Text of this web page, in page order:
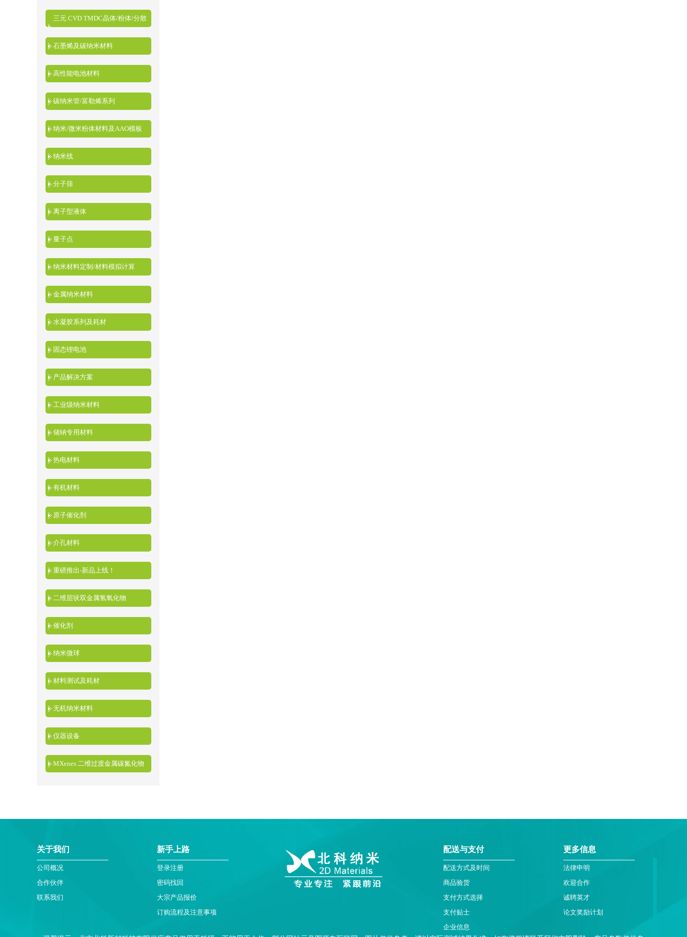
液
三元 CVD TMDC晶体/粉体/分散
液
石墨烯及碳纳米材料
高性能电池材料
碳纳米管/富勒烯系列
纳米/微米粉体材料及AAO模板
纳米线
分子筛
离子型液体
量子点
纳米材料定制/材料模拟计算
金属纳米材料
水凝胶系列及耗材
固态锂电池
产品解决方案
工业级纳米材料
储钠专用材料
热电材料
有机材料
原子催化剂
介孔材料
重磅推出-新品上线！
二维层状双金属氢氧化物
催化剂
纳米微球
材料测试及耗材
无机纳米材料
仪器设备
MXenes 二维过渡金属碳氮化物
关于我们
公司概况
合作伙伴
联系我们
新手上路
登录注册
密码找回
大宗产品报价
订购流程及注意事项
配送与支付
配送方式及时间
商品验货
支付方式选择
支付贴士
企业信息
更多信息
法律申明
欢迎合作
诚聘英才
论文奖励计划